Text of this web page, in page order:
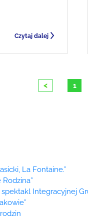
Czytaj dalej
< 1
La Fontaine.”
spektakl Integracyjnej